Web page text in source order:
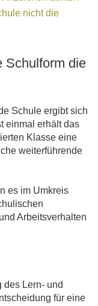
nicht die
Schulform die
Schule ergibt sich
einmal erhält das
Klasse eine
weiterführende
es im Umkreis
Arbeitsverhalten
des Lern- und
für eine